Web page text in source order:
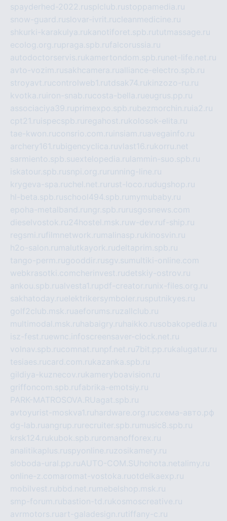
spayderhed-2022.rusplclub.rustoppamedia.ru
snow-guard.ruslovar-ivrit.rucleanmedicine.ru
shkurki-karakulya.rukanotiforet.spb.rututmassage.ru
ecolog.org.rupraga.spb.rufalcorussia.ru
autodoctorservis.rukamertondom.spb.ru net-life.net.ru
avto-vozim.rusakhcamera.rualliance-electro.spb.ru
stroyavt.rucontrolweb1.rutdsak74.rukinzozo-ru.ru
kvotka.ru iron-snab.rucosta-bella.rueugrus.pp.ru
associaciya39.ruprimexpo.spb.rubezmorchin.ru ia2.ru
cpt21.ru ispecspb.ru regahost.rukolosok-elita.ru
tae-kwon.ruconsrio.com.ru insiam.ruavegainfo.ru
archery161.rubigencyclica.ruvlast16.rukorru.net
sarmiento.spb.suextelopedia.ru lammin-suo.spb.ru
iskatour.spb.rusnpi.org.ru running-line.ru
krygeva-spa.ruchel.net.ru rust-loco.rudugshop.ru
hl-beta.spb.ruschool494.spb.ru mymubaby.ru
epoha-metalband.ru ngr.spb.ru rusgosnews.com
dieselvostok.ru24hostel.msk.ruw-dev.ruf-ship.ru
regsmi.rufilmnetwork.ru malinasp.rukinosvin.ru
h2o-salon.ru malutkayork.rudeltaprim.spb.ru
tango-perm.rugooddir.rusgv.su multiki-online.com
webkrasotki.comcherinvest.rudetskiy-ostrov.ru
ankou.spb.rualvesta1.rupdf-creator.ru nix-files.org.ru
sakhatoday.ruelektrikersymboler.rusputnikyes.ru
golf2club.msk.ruaeforums.ruzallclub.ru
multimodal.msk.ru habaigry.ru haikko.rusobakopedia.ru
isz-fest.ruewnc.infoscreensaver-clock.net.ru
volnav.spb.rucomnat.ru npf.net.ru7bit.pp.rukalugatur.ru
tesiaes.rucard.com.rukazanka.spb.ru
gildiya-kuznecov.rukameryboavision.ru
griffoncom.spb.rufabrika-emotsiy.ru
PARK-MATROSOVA.RUagat.spb.ru
avtoyurist-moskva1.ru hardware.org.ruсхема-авто.рф
dg-lab.ruangrup.ru recruiter.spb.ru music8.spb.ru
krsk124.rukubok.spb.ru romanofforex.ru
analitikaplus.ruspyonline.ruzosikamery.ru
sloboda-ural.pp.ruAUTO-COM.SU hohota.netalimy.ru
online-z.comaromat-vostoka.ruotdelkaexp.ru
mobilvest.rubbd.net.ru mebelshop.msk.ru
smp-forum.rubastion-td.rukosmoscreative.ru
avrmotors.ruart-galadesign.rutiffany-c.ru